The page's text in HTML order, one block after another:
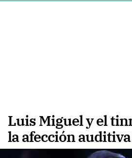
Luis Miguel y el
la afección